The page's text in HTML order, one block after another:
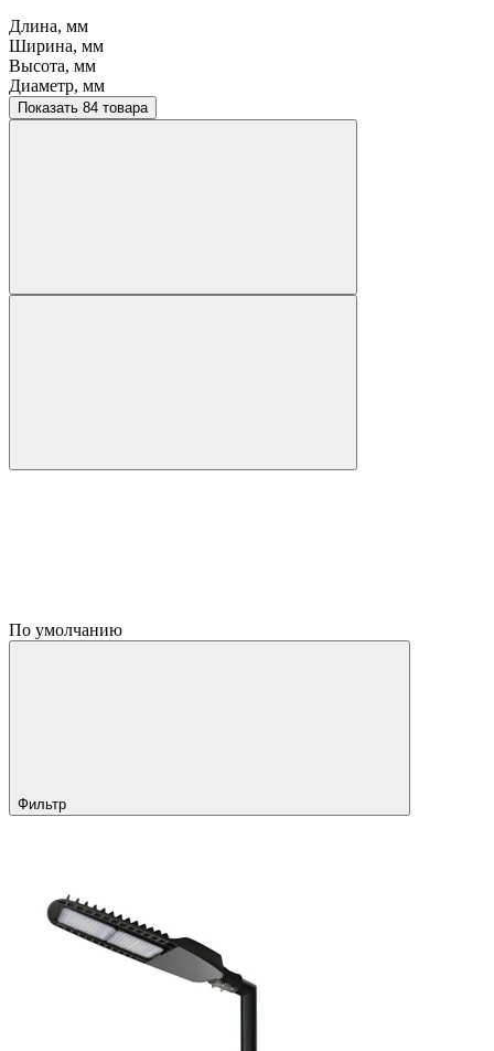
Длина, мм
Ширина, мм
Высота, мм
Диаметр, мм
Показать 84 товара
По умолчанию
Фильтр